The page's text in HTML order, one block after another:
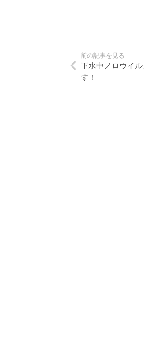
前の記事を見る
下水中ノロウイ
す！